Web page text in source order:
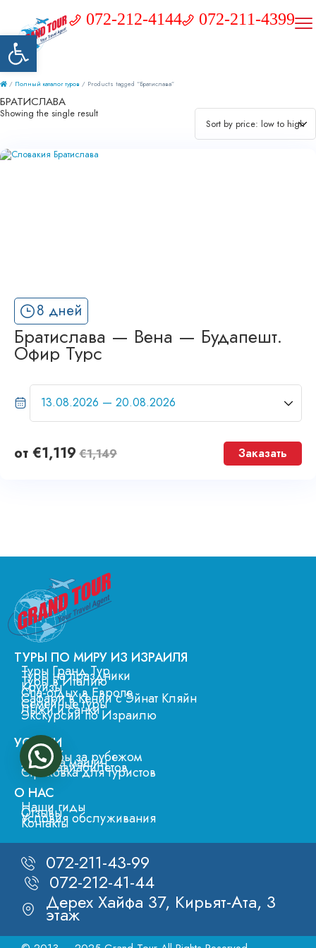
Открыть панель инструментов
072-212-4144 072-211-4399
/ Полный каталог туров / Products tagged “Братислава”
БРАТИСЛАВА
Showing the single result
8 дней
Братислава — Вена — Будапешт.
Офир Турс
от €1,119 €1,149 Заказать
ТУРЫ ПО МИРУ ИЗ ИЗРАИЛЯ
Туры Гранд Тур
Туры на праздники
Туры в Италию
Круизы
Спа-отдых в Европе
Сафари в Кении с Эйнат Кляйн
Семейные туры
Лыжи и санки
Экскурсии по Израилю
УСЛУГИ
Свадьбы за рубежом
Аренда машин
Заказ авиабилетов
Страховка для туристов
О НАС
Наши гиды
Отзывы
Условия обслуживания
Контакты
072-211-43-99
072-212-41-44
Дерех Хайфа 37, Кирьят-Ата, 3
этаж